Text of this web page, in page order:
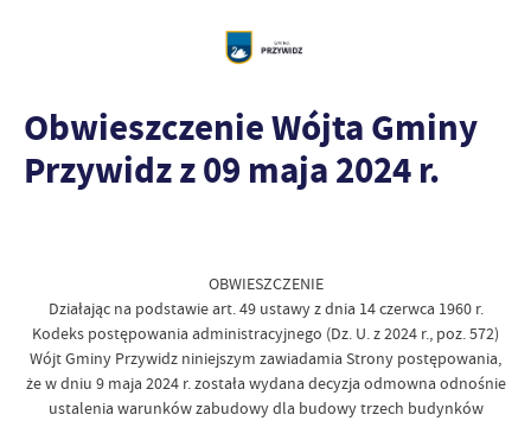
Obwieszczenie Wójta Gminy
Przywidz z 09 maja 2024 r.
OBWIESZCZENIE
Działając na podstawie art. 49 ustawy z dnia 14 czerwca 1960 r.
Kodeks postępowania administracyjnego (Dz. U. z 2024 r., poz. 572)
Wójt Gminy Przywidz niniejszym zawiadamia Strony postępowania,
że w dniu 9 maja 2024 r. została wydana decyzja odmowna odnośnie
ustalenia warunków zabudowy dla budowy trzech budynków